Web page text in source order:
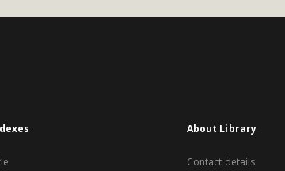
About Library
Contact details